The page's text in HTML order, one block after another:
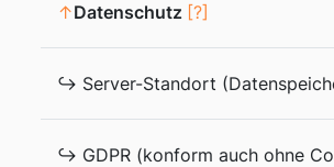
↑Datenschutz [?]
↪ Server-Standort
↪ GDPR (konform auch ohne